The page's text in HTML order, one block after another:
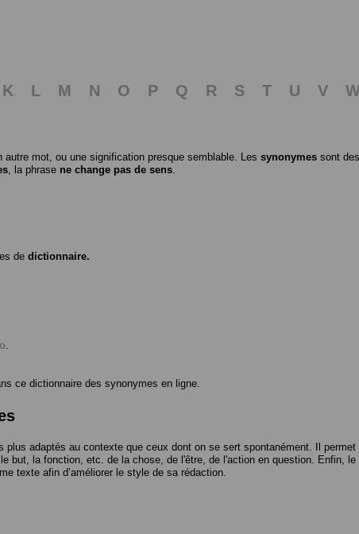
K L M N O P Q R S T U V
mot, ou une signification presque semblable. Les synonymes sont des
, la phrase ne change pas de sens.
de dictionnaire.
.
ce dictionnaire des synonymes en ligne.
plus adaptés au contexte que ceux dont on se sert spontanément. Il
but, la fonction, etc. de la chose, de l'être, de l'action en question. Enfin, le
texte afin d’améliorer le style de sa rédaction.